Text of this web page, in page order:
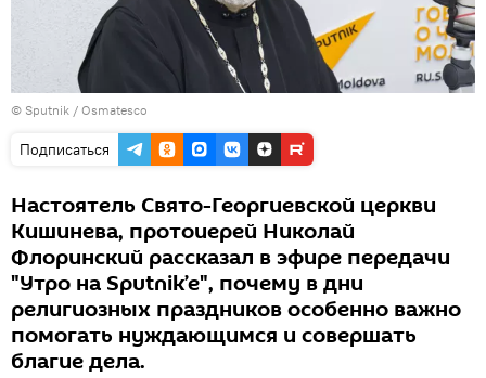
© Sputnik / Osmatesco
Подписаться
Настоятель Свято-Георгиевской церкви
Кишинева, протоиерей Николай
Флоринский рассказал в эфире передачи
"Утро на Sputnik’e", почему в дни
религиозных праздников особенно важно
помогать нуждающимся и совершать
благие дела.